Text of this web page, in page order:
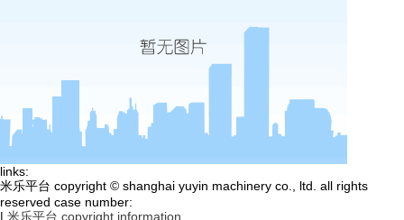
links:
米乐平台 copyright © shanghai yuyin machinery co., ltd. all rights
reserved case number:
| 米乐平台 copyright information